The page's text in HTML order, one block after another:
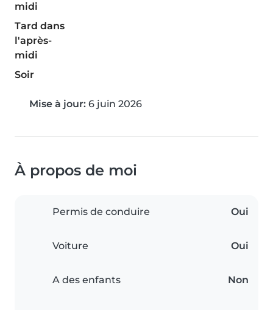
midi
Tard dans
l'après-
midi
Soir
Mise à jour: 6 juin 2026
À propos de moi
Permis de conduire Oui
Voiture Oui
A des enfants Non